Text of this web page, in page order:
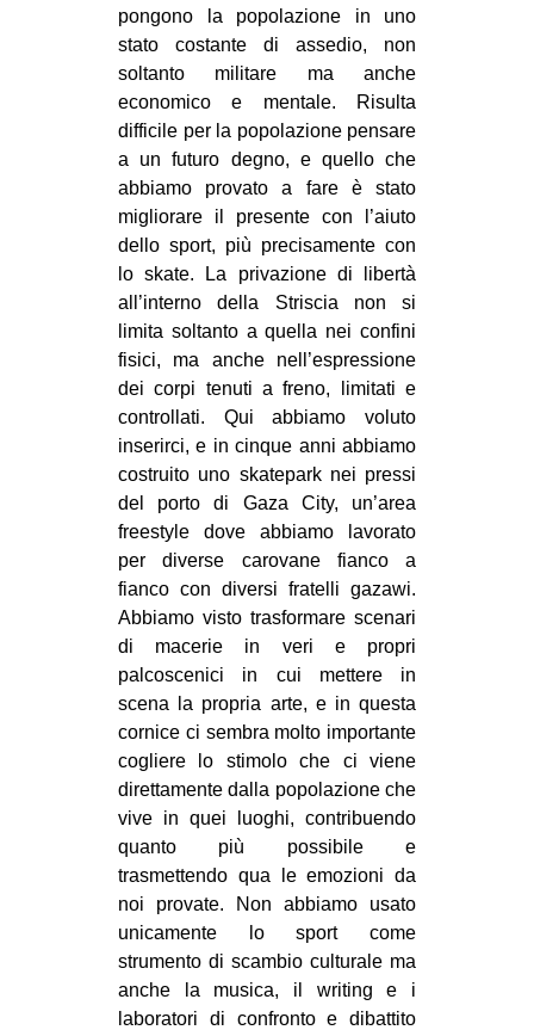
CULTURE
ARTE
CINEMA
MANIFESTI
MUSICA
RECENSIONI
INTERNAZIONALE
AFRICA
AMERICHE
ESTREMO ORIENTE
EUROPA
MEDIO ORIENTE
MONDO
EVENTI
in
Fb
tw
bsky
ms
SEARCH
pongono la popolazione in uno
stato costante di assedio, non
soltanto militare ma anche
economico e mentale. Risulta
difficile per la popolazione pensare
a un futuro degno, e quello che
abbiamo provato a fare è stato
migliorare il presente con l’aiuto
dello sport, più precisamente con
lo skate. La privazione di libertà
all’interno della Striscia non si
limita soltanto a quella nei confini
fisici, ma anche nell’espressione
dei corpi tenuti a freno, limitati e
controllati. Qui abbiamo voluto
inserirci, e in cinque anni abbiamo
costruito uno skatepark nei pressi
del porto di Gaza City, un’area
freestyle dove abbiamo lavorato
per diverse carovane fianco a
fianco con diversi fratelli gazawi.
Abbiamo visto trasformare scenari
di macerie in veri e propri
palcoscenici in cui mettere in
scena la propria arte, e in questa
cornice ci sembra molto importante
cogliere lo stimolo che ci viene
direttamente dalla popolazione che
vive in quei luoghi, contribuendo
quanto più possibile e
trasmettendo qua le emozioni da
noi provate. Non abbiamo usato
unicamente lo sport come
strumento di scambio culturale ma
anche la musica, il writing e i
laboratori di confronto e dibattito